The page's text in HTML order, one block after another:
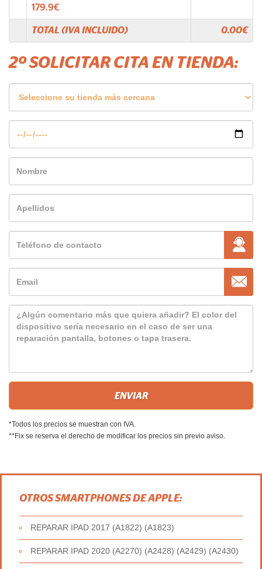
179.9€
TOTAL (IVA INCLUIDO) 0.00€
2º SOLICITAR CITA EN TIENDA:
*Todos los precios se muestran con IVA.
**Fix se reserva el derecho de modificar los precios sin previo aviso.
OTROS SMARTPHONES DE APPLE:
REPARAR IPAD 2017 (A1822) (A1823)
REPARAR IPAD 2020 (A2270) (A2428) (A2429) (A2430)